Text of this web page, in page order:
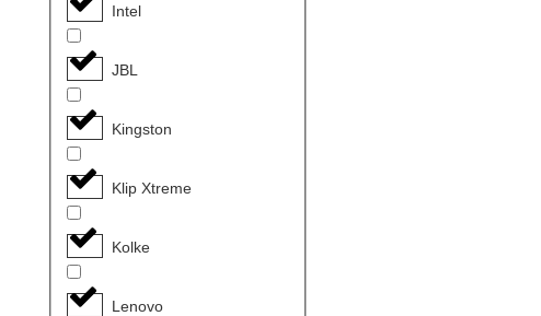
Intel
JBL
Kingston
Klip Xtreme
Kolke
Lenovo